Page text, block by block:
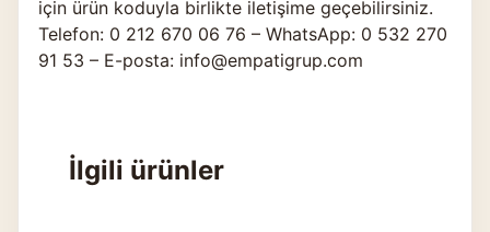
için ürün koduyla birlikte iletişime geçebilirsiniz.
Telefon: 0 212 670 06 76 – WhatsApp: 0 532 270
91 53 – E-posta: info@empatigrup.com
İlgili ürünler